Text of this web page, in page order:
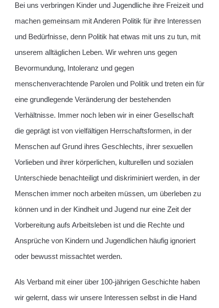
Bei uns verbringen Kinder und Jugendliche ihre Freizeit und
machen gemeinsam mit Anderen Politik für ihre Interessen
und Bedürfnisse, denn Politik hat etwas mit uns zu tun, mit
unserem alltäglichen Leben. Wir wehren uns gegen
Bevormundung, Intoleranz und gegen
menschenverachtende Parolen und Politik und treten ein für
eine grundlegende Veränderung der bestehenden
Verhältnisse. Immer noch leben wir in einer Gesellschaft
die geprägt ist von vielfältigen Herrschaftsformen, in der
Menschen auf Grund ihres Geschlechts, ihrer sexuellen
Vorlieben und ihrer körperlichen, kulturellen und sozialen
Unterschiede benachteiligt und diskriminiert werden, in der
Menschen immer noch arbeiten müssen, um überleben zu
können und in der Kindheit und Jugend nur eine Zeit der
Vorbereitung aufs Arbeitsleben ist und die Rechte und
Ansprüche von Kindern und Jugendlichen häufig ignoriert
oder bewusst missachtet werden.
Als Verband mit einer über 100-jährigen Geschichte haben
wir gelernt, dass wir unsere Interessen selbst in die Hand